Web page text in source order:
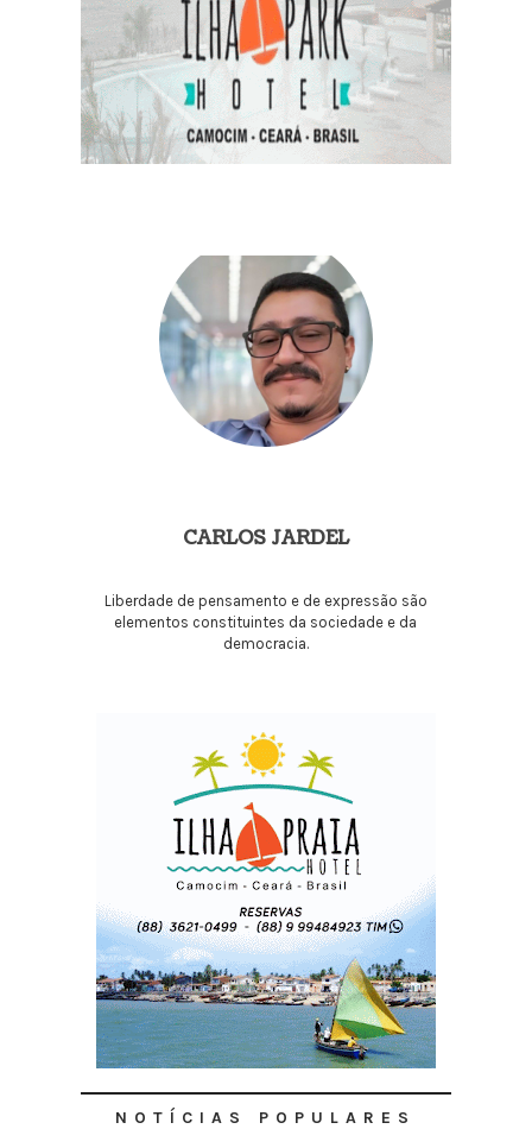
CARLOS JARDEL
Liberdade de pensamento e de expressão são
elementos constituintes da sociedade e da
democracia.
NOTÍCIAS POPULARES